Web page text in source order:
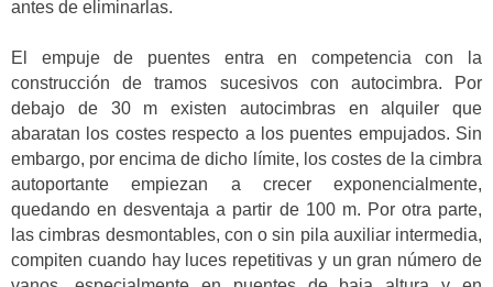
antes de eliminarlas.
El empuje de puentes entra en competencia con la
construcción de tramos sucesivos con autocimbra. Por
debajo de 30 m existen autocimbras en alquiler que
abaratan los costes respecto a los puentes empujados. Sin
embargo, por encima de dicho límite, los costes de la cimbra
autoportante empiezan a crecer exponencialmente,
quedando en desventaja a partir de 100 m. Por otra parte,
las cimbras desmontables, con o sin pila auxiliar intermedia,
compiten cuando hay luces repetitivas y un gran número de